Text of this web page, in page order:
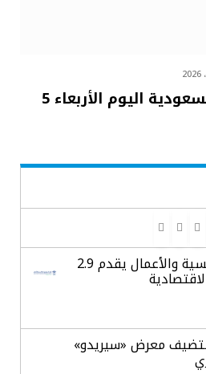
أسعار الذهب في السعودية اليوم الأربعاء 5
المركز السعودي للتنافسية والأعمال يقدم 2.9
معرض «سيريدو»